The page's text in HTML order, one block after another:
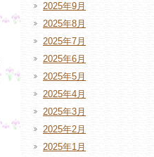
2025年9月
2025年8月
2025年7月
2025年6月
2025年5月
2025年4月
2025年3月
2025年2月
2025年1月